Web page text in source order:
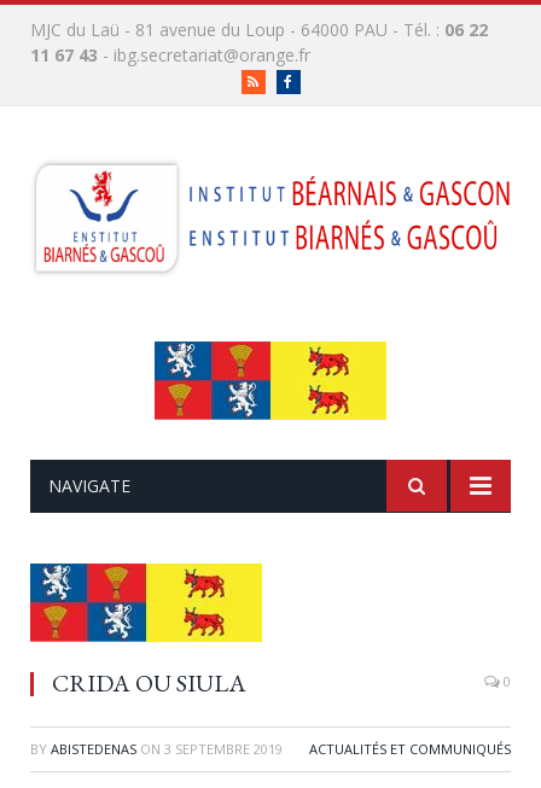
MJC du Laü - 81 avenue du Loup - 64000 PAU - Tél. : 06 22
11 67 43 - ibg.secretariat@orange.fr
RSS
NAVIGATE
CRIDA OU SIULA 0
BY ABISTEDENAS ON 3 SEPTEMBRE 2019 ACTUALITÉS ET COMMUNIQUÉS